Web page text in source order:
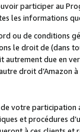
participer au
les informations
ou de conditions
le droit de (dans
autrement due en
droit
votre
et procédures